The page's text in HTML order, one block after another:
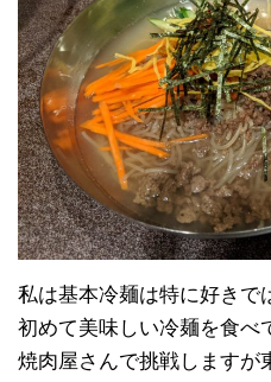
私は基本冷麺は特に好きで
初めて美味しい冷麺を食べ
焼肉屋さんで挑戦しますが